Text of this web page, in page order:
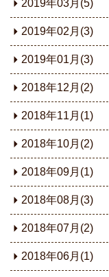
2019年03月(5)
2019年02月(3)
2019年01月(3)
2018年12月(2)
2018年11月(1)
2018年10月(2)
2018年09月(1)
2018年08月(3)
2018年07月(2)
2018年06月(1)